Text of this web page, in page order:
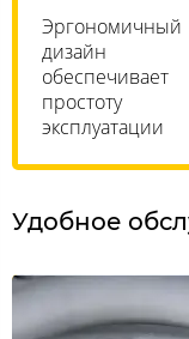
Эргономичный
дизайн
обеспечивает
простоту
эксплуатации
Удобное